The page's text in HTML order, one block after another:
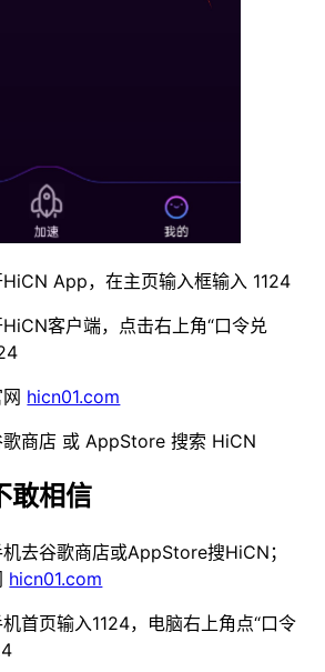
App，在主页输入框输入 1124
客户端，点击右上角“口令兑
hicn01.com
歌商店 或 AppStore 搜索 HiCN
敢相信
去谷歌商店或AppStore搜HiCN；
hicn01.com
首页输入1124，电脑右上角点“口令